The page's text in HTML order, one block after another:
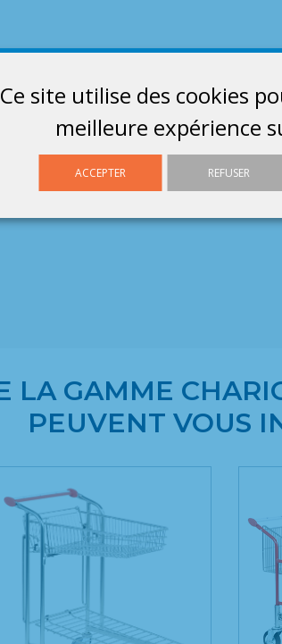
Ce site utilise des cookies
meilleure expérience
ACCEPTER REFUSER
LA GAMME
PEUVENT VOUS